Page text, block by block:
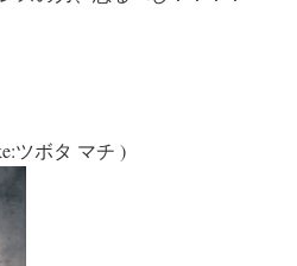
ツボタ マチ )